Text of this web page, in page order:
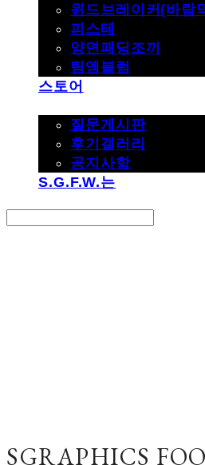
윈드브레이커(바람
피스테
양면패딩조끼
팀엠블럼
스토어
질문게시판
후기갤러리
공지사항
S.G.F.W.는
SGRAPHICS